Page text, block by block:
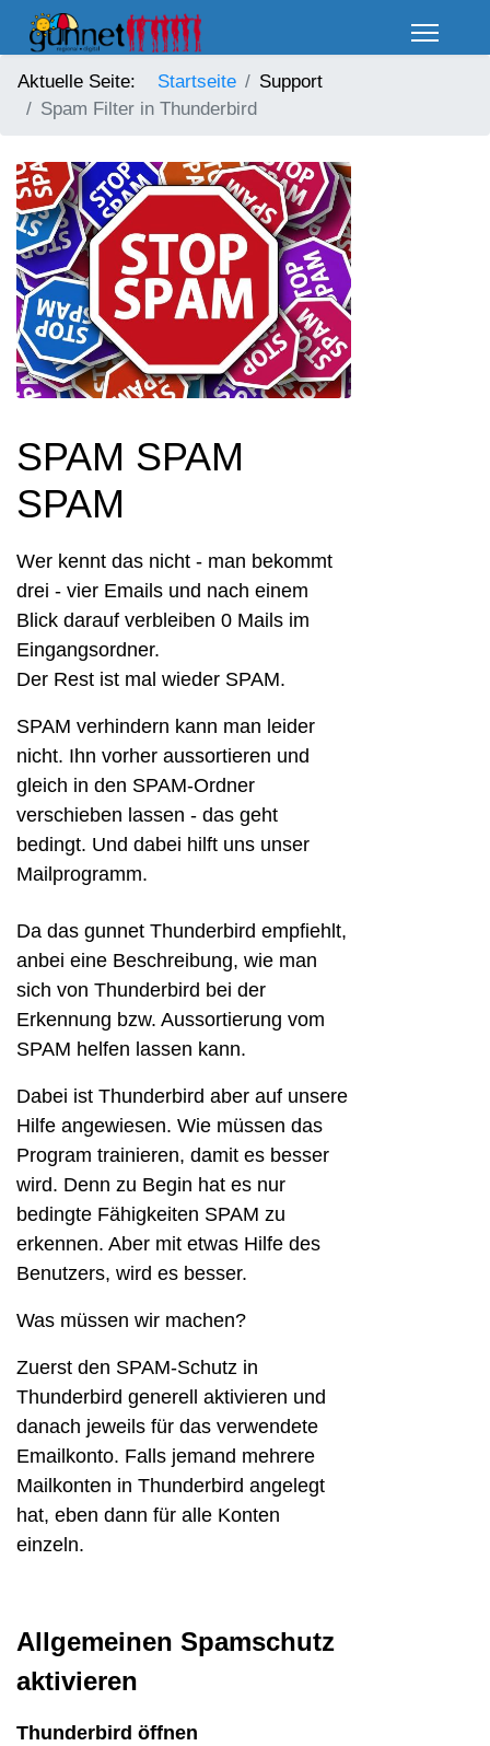
Aktuelle Seite: Startseite
Support
Spam Filter in Thunderbird
SPAM SPAM
SPAM
Wer kennt das nicht - man bekommt
drei - vier Emails und nach einem
Blick darauf verbleiben 0 Mails im
Eingangsordner.
Der Rest ist mal wieder SPAM.
SPAM verhindern kann man leider
nicht. Ihn vorher aussortieren und
gleich in den SPAM-Ordner
verschieben lassen - das geht
bedingt. Und dabei hilft uns unser
Mailprogramm.
Da das gunnet Thunderbird empfiehlt,
anbei eine Beschreibung, wie man
sich von Thunderbird bei der
Erkennung bzw. Aussortierung vom
SPAM helfen lassen kann.
Dabei ist Thunderbird aber auf unsere
Hilfe angewiesen. Wie müssen das
Program trainieren, damit es besser
wird. Denn zu Begin hat es nur
bedingte Fähigkeiten SPAM zu
erkennen. Aber mit etwas Hilfe des
Benutzers, wird es besser.
Was müssen wir machen?
Zuerst den SPAM-Schutz in
Thunderbird generell aktivieren und
danach jeweils für das verwendete
Emailkonto. Falls jemand mehrere
Mailkonten in Thunderbird angelegt
hat, eben dann für alle Konten
einzeln.
Allgemeinen Spamschutz
aktivieren
Thunderbird öffnen